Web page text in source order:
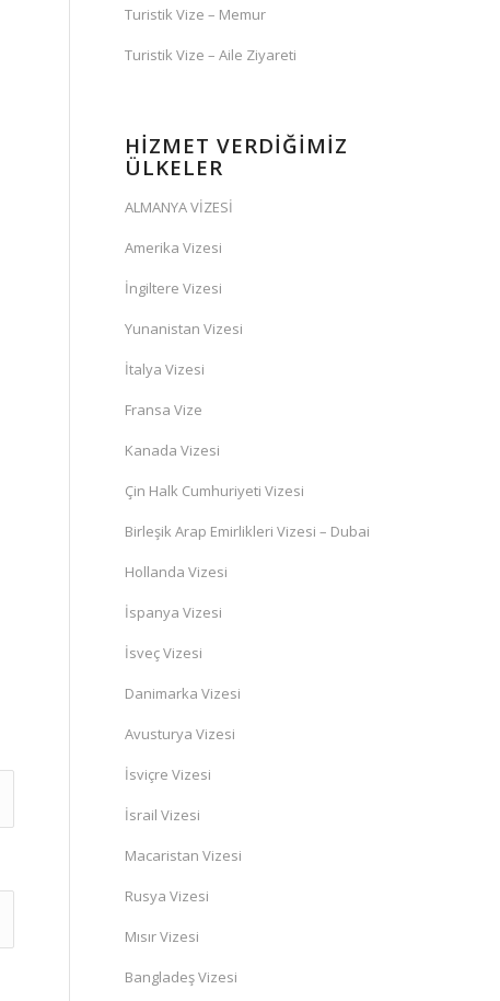
Turistik Vize – Memur
Turistik Vize – Aile Ziyareti
HİZMET VERDİĞİMİZ
ÜLKELER
ALMANYA VİZESİ
Amerika Vizesi
İngiltere Vizesi
Yunanistan Vizesi
İtalya Vizesi
Fransa Vize
Kanada Vizesi
Çin Halk Cumhuriyeti Vizesi
Birleşik Arap Emirlikleri Vizesi – Dubai
Hollanda Vizesi
İspanya Vizesi
İsveç Vizesi
Danimarka Vizesi
Avusturya Vizesi
İsviçre Vizesi
İsrail Vizesi
Macaristan Vizesi
Rusya Vizesi
Mısır Vizesi
Bangladeş Vizesi